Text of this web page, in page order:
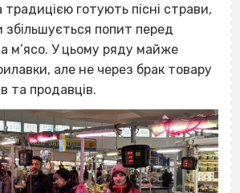
традицією готують пісні страви,
збільшується попит перед
м’ясо. У цьому ряду майже
але не через брак товару
та продавців.